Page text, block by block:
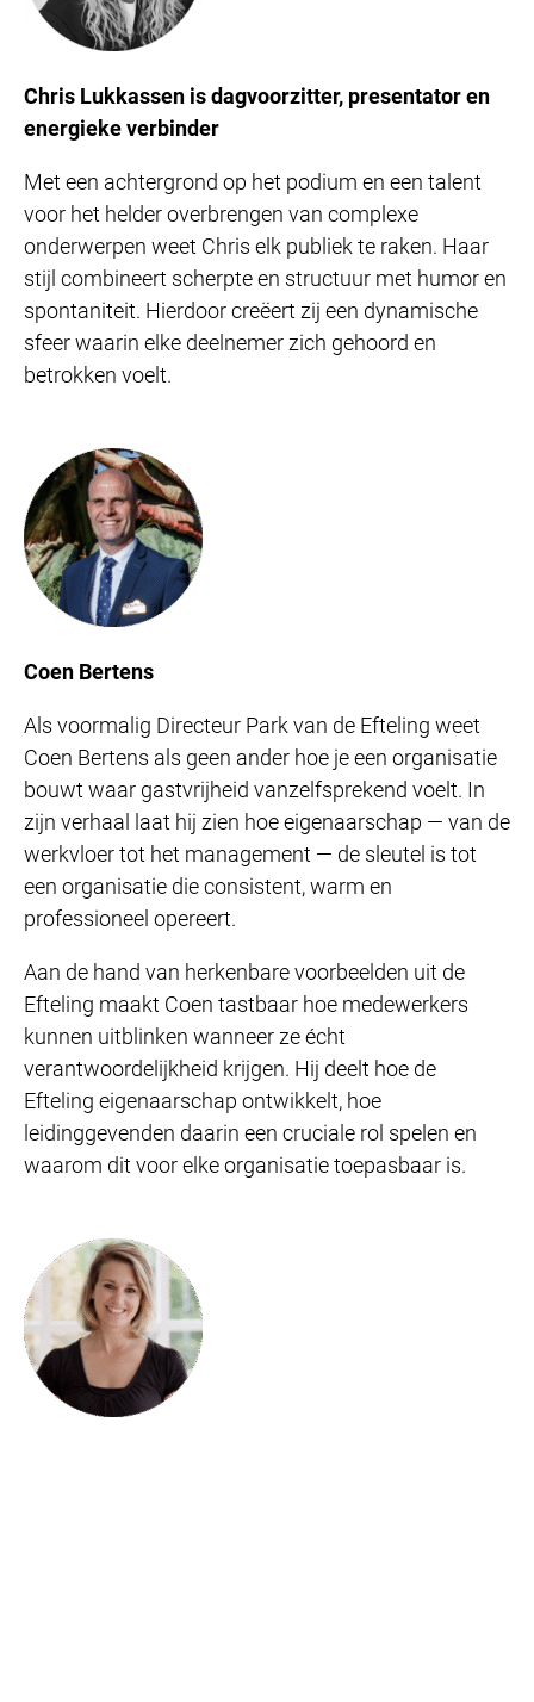
Chris Lukkassen is dagvoorzitter, presentator en
energieke verbinder
Met een achtergrond op het podium en een talent
voor het helder overbrengen van complexe
onderwerpen weet Chris elk publiek te raken. Haar
stijl combineert scherpte en structuur met humor en
spontaniteit. Hierdoor creëert zij een dynamische
sfeer waarin elke deelnemer zich gehoord en
betrokken voelt.
Coen Bertens
Als voormalig Directeur Park van de Efteling weet
Coen Bertens als geen ander hoe je een organisatie
bouwt waar gastvrijheid vanzelfsprekend voelt. In
zijn verhaal laat hij zien hoe eigenaarschap — van de
werkvloer tot het management — de sleutel is tot
een organisatie die consistent, warm en
professioneel opereert.
Aan de hand van herkenbare voorbeelden uit de
Efteling maakt Coen tastbaar hoe medewerkers
kunnen uitblinken wanneer ze écht
verantwoordelijkheid krijgen. Hij deelt hoe de
Efteling eigenaarschap ontwikkelt, hoe
leidinggevenden daarin een cruciale rol spelen en
waarom dit voor elke organisatie toepasbaar is.